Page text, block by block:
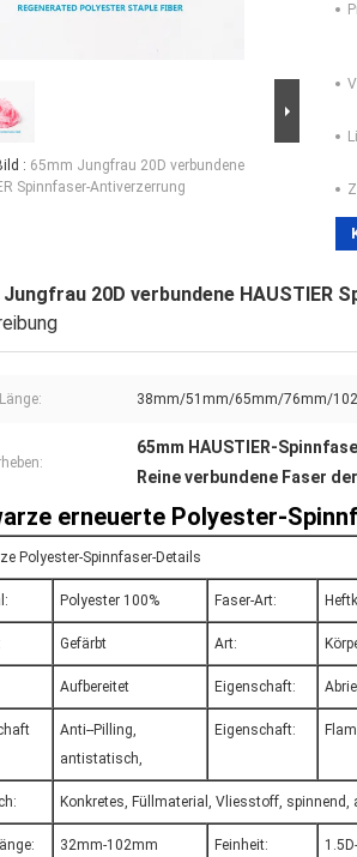
: 65mm Jungfrau 20D verbundene
Spinnfaser-Antiverzerrung
Jungfrau 20D verbundene HAUSTIER
38mm/51mm/65mm/76mm/
65mm HAUSTIER-
Reine verbundene Faser
erneuerte Polyester-
Polyester-Spinnfaser-Details
Polyester 100% Faser-Art:
Gefärbt Art:
Aufbereitet Eigenschaft:
Anti--Pilling,
antistatisch,
Eigenschaft:
Konkretes, Füllmaterial, Vliesstoff, spinnend,
32mm-102mm Feinheit: